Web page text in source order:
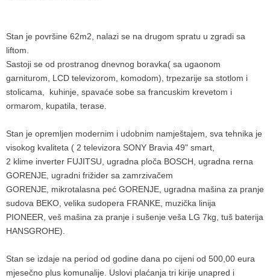
Stan je površine 62m2, nalazi se na drugom spratu u zgradi sa
liftom.
Sastoji se od prostranog dnevnog boravka( sa ugaonom
garniturom, LCD televizorom, komodom), trpezarije sa stotlom i
stolicama, kuhinje, spavaće sobe sa francuskim krevetom i
ormarom, kupatila, terase.
Stan je opremljen modernim i udobnim namještajem, sva tehnika je
visokog kvaliteta ( 2 televizora SONY Bravia 49" smart,
2 klime inverter FUJITSU, ugradna ploča BOSCH, ugradna rerna
GORENJE, ugradni frižider sa zamrzivačem
GORENJE, mikrotalasna peć GORENJE, ugradna mašina za pranje
sudova BEKO, velika sudopera FRANKE, muzička linija
PIONEER, veš mašina za pranje i sušenje veša LG 7kg, tuš baterija
HANSGROHE).
Stan se izdaje na period od godine dana po cijeni od 500,00 eura
mjesečno plus komunalije. Uslovi plaćanja tri kirije unapred i